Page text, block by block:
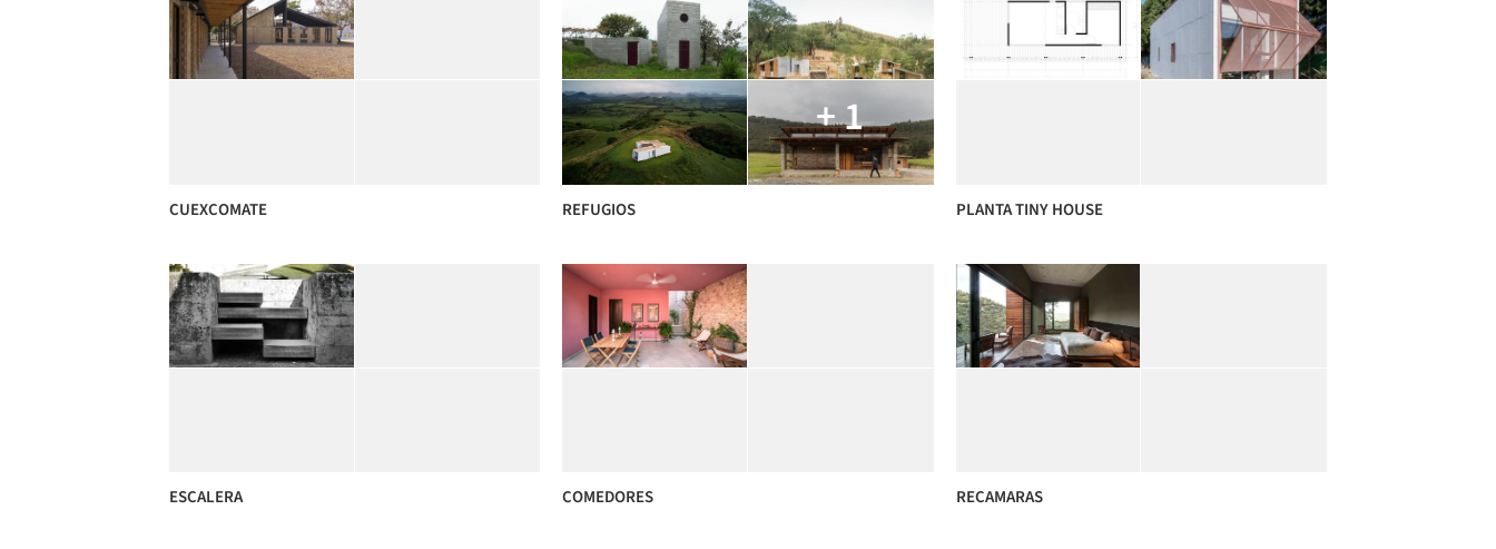
CUEXCOMATE
+ 1
REFUGIOS PLANTA TINY HOUSE
ESCALERA COMEDORES RECAMARAS